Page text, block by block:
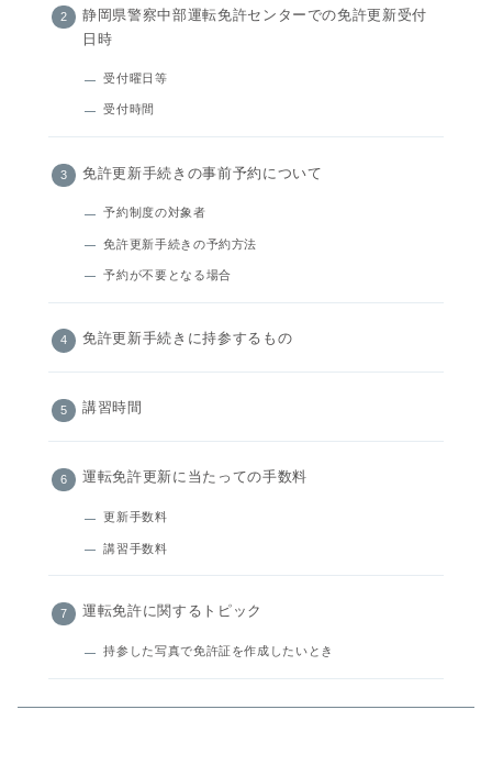
静岡県警察中部運転免許センターでの免許更新受付
日時
受付曜日等
受付時間
免許更新手続きの事前予約について
予約制度の対象者
免許更新手続きの予約方法
予約が不要となる場合
免許更新手続きに持参するもの
講習時間
運転免許更新に当たっての手数料
更新手数料
講習手数料
運転免許に関するトピック
持参した写真で免許証を作成したいとき